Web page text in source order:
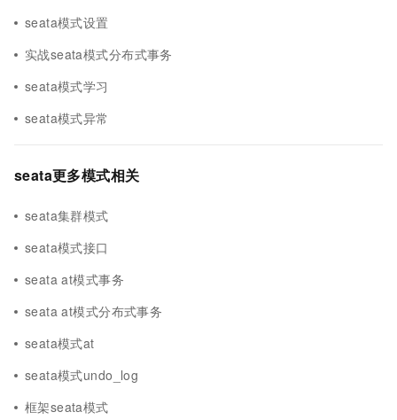
seata模式设置
实战seata模式分布式事务
seata模式学习
seata模式异常
seata更多模式相关
seata集群模式
seata模式接口
seata at模式事务
seata at模式分布式事务
seata模式at
seata模式undo_log
框架seata模式